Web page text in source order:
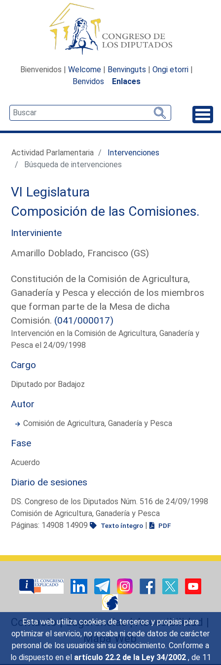
Esta web utiliza cookies de terceros y propias para
optimizar el servicio, no recaba ni cede datos de carácter
personal de los usuarios sin su conocimiento. Conforme a
lo dispuesto en el artículo 22.2 de la Ley 34/2002 , de 11
Bienvenidos | Welcome | Benvinguts | Ongi etorri |
Benvidos
Enlaces
Actividad Parlamentaria
Intervenciones
Búsqueda de intervenciones
VI Legislatura
Composición de las Comisiones.
Interviniente
Amarillo Doblado, Francisco (GS)
Constitución de la Comisión de Agricultura,
Ganadería y Pesca y elección de los miembros
que forman parte de la Mesa de dicha
Comisión. (041/000017)
Intervención en la Comisión de Agricultura, Ganadería y
Pesca el 24/09/1998
Cargo
Diputado por Badajoz
Autor
Comisión de Agricultura, Ganadería y Pesca
Fase
Acuerdo
Diario de sesiones
DS. Congreso de los Diputados Núm. 516 de 24/09/1998
Comisión de Agricultura, Ganadería y Pesca
Páginas: 14908 14909
Texto íntegro | PDF
Contacto|Sugerencias|Accesibilidad |
Mapa Web